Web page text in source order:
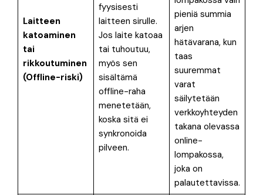
Laitteen
katoaminen
tai
rikkoutuminen
(Offline-riski)
fyysisesti
laitteen sirulle.
Jos laite katoaa
tai tuhoutuu,
myös sen
sisältämä
offline-raha
menetetään,
koska sitä ei
synkronoida
pilveen.
pieniä summia
arjen
hätävarana, kun
taas
suuremmat
varat
säilytetään
verkkoyhteyden
takana olevassa
online-
lompakossa,
joka on
palautettavissa.